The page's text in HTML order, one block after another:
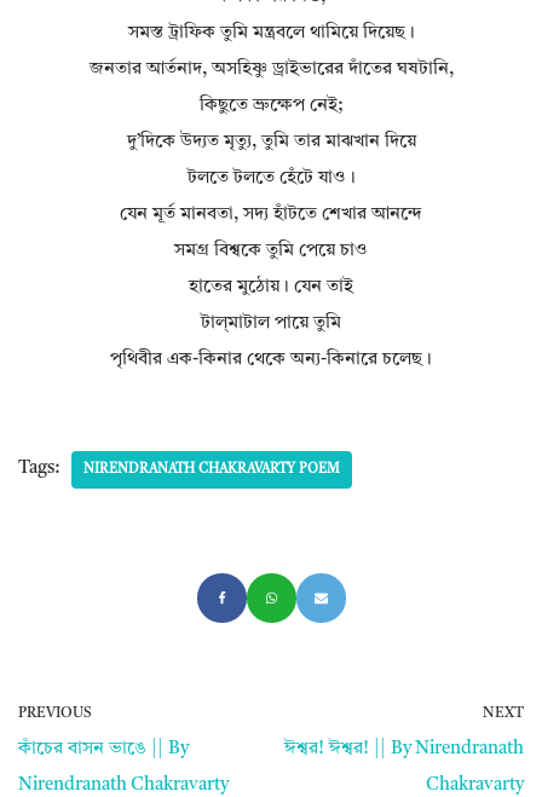
সমস্ত ট্রাফিক তুমি মন্ত্রবলে থামিয়ে দিয়েছ।
জনতার আর্তনাদ, অসহিষ্ণু ড্রাইভারের দাঁতের ঘষটানি,
কিছুতে ভ্রুক্ষেপ নেই;
দু’দিকে উদ্যত মৃত্যু, তুমি তার মাঝখান দিয়ে
টলতে টলতে হেঁটে যাও।
যেন মূর্ত মানবতা, সদ্য হাঁটতে শেখার আনন্দে
সমগ্র বিশ্বকে তুমি পেয়ে চাও
হাতের মুঠোয়। যেন তাই
টাল্‌মাটাল পায়ে তুমি
পৃথিবীর এক-কিনার থেকে অন্য-কিনারে চলেছ।
Tags: NIRENDRANATH CHAKRAVARTY POEM
PREVIOUS
কাঁচের বাসন ভাঙে || By
Nirendranath Chakravarty
NEXT
ঈশ্বর! ঈশ্বর! || By Nirendranath
Chakravarty